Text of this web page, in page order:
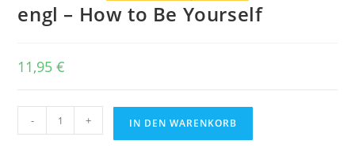
engl – How to Be Yourself
11,95€
-
- + IN DEN WARENKORB